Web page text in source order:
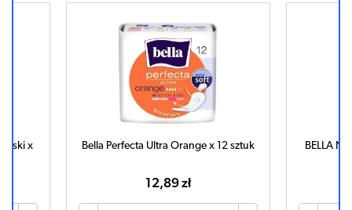
x Bella Perfecta Ultra Orange x 12 sztuk
12,89 zł
BELLA